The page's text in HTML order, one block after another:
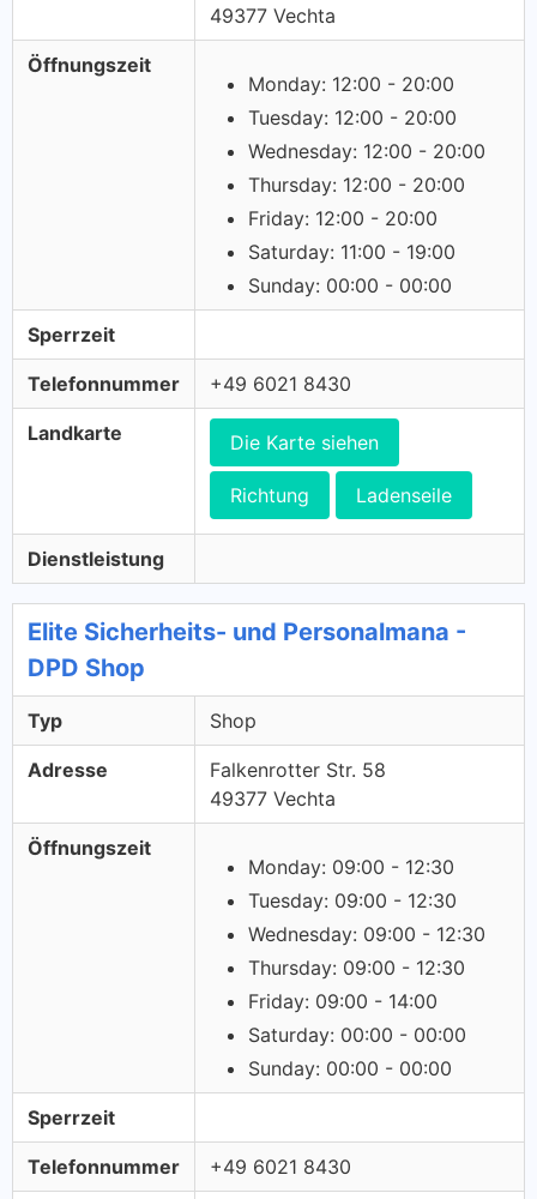
49377 Vechta
Öffnungszeit
Monday: 12:00 - 20:00
Tuesday: 12:00 - 20:00
Wednesday: 12:00 - 20:00
Thursday: 12:00 - 20:00
Friday: 12:00 - 20:00
Saturday: 11:00 - 19:00
Sunday: 00:00 - 00:00
Sperrzeit
Telefonnummer +49 6021 8430
Landkarte Die Karte siehen
Richtung Ladenseile
Dienstleistung
Elite Sicherheits- und Personalmana -
DPD Shop
Typ Shop
Adresse
Falkenrotter Str. 58
49377 Vechta
Öffnungszeit
Monday: 09:00 - 12:30
Tuesday: 09:00 - 12:30
Wednesday: 09:00 - 12:30
Thursday: 09:00 - 12:30
Friday: 09:00 - 14:00
Saturday: 00:00 - 00:00
Sunday: 00:00 - 00:00
Sperrzeit
Telefonnummer +49 6021 8430